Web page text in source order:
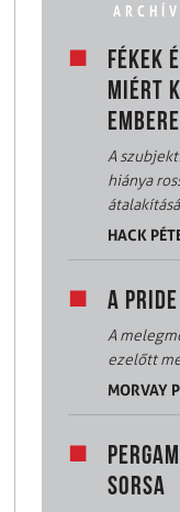
FÉKEK
MIÉRT
A
hiánya
HACK
A
A
ezelőtt
MORVAY
SORSA